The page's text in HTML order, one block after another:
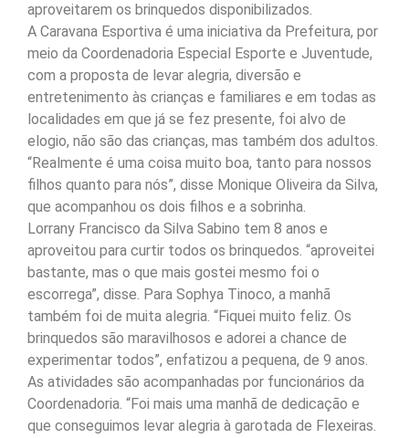
aproveitarem os brinquedos disponibilizados.
A Caravana Esportiva é uma iniciativa da Prefeitura, por
meio da Coordenadoria Especial Esporte e Juventude,
com a proposta de levar alegria, diversão e
entretenimento às crianças e familiares e em todas as
localidades em que já se fez presente, foi alvo de
elogio, não são das crianças, mas também dos adultos.
“Realmente é uma coisa muito boa, tanto para nossos
filhos quanto para nós”, disse Monique Oliveira da Silva,
que acompanhou os dois filhos e a sobrinha.
Lorrany Francisco da Silva Sabino tem 8 anos e
aproveitou para curtir todos os brinquedos. “aproveitei
bastante, mas o que mais gostei mesmo foi o
escorrega”, disse. Para Sophya Tinoco, a manhã
também foi de muita alegria. “Fiquei muito feliz. Os
brinquedos são maravilhosos e adorei a chance de
experimentar todos”, enfatizou a pequena, de 9 anos.
As atividades são acompanhadas por funcionários da
Coordenadoria. “Foi mais uma manhã de dedicação e
que conseguimos levar alegria à garotada de Flexeiras.